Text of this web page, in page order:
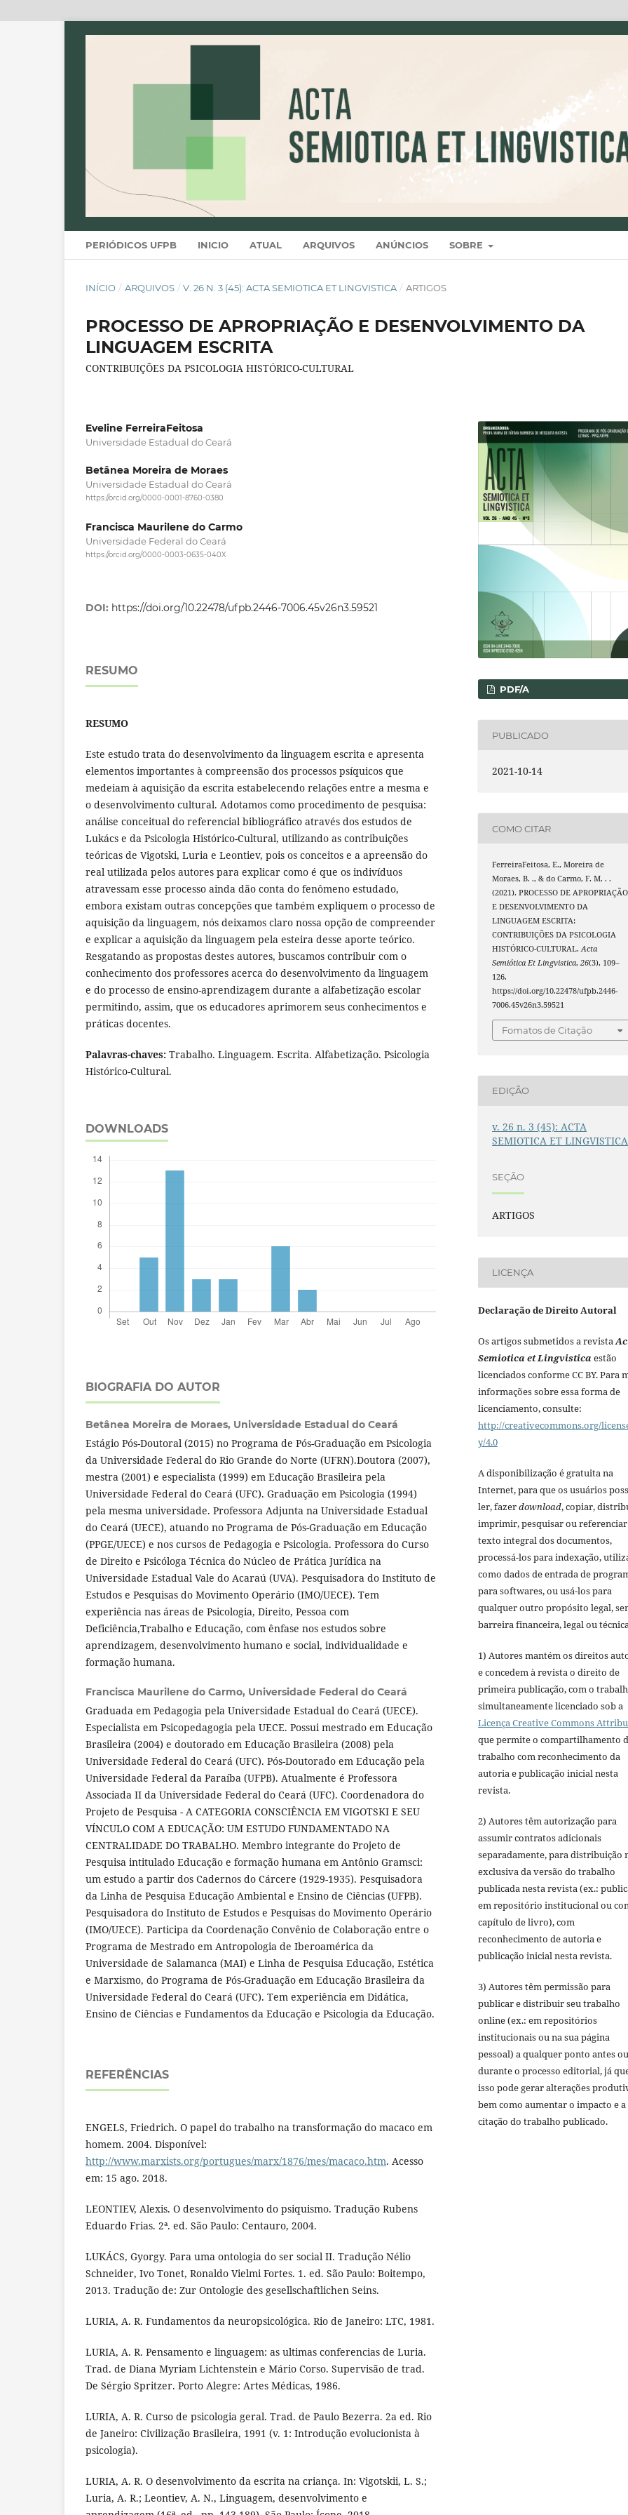
PERIÓDICOS UFPB INICIO ATUAL ARQUIVOS ANÚNCIOS SOBRE
INÍCIO / ARQUIVOS / V. 26 N. 3 (45): ACTA SEMIOTICA ET LINGVISTICA / ARTIGOS
PROCESSO DE APROPRIAÇÃO E DESENVOLVIMENTO DA
LINGUAGEM ESCRITA
CONTRIBUIÇÕES DA PSICOLOGIA HISTÓRICO-CULTURAL
Eveline FerreiraFeitosa
Universidade Estadual do Ceará
Betânea Moreira de Moraes
Universidade Estadual do Ceará
https://orcid.org/0000-0001-8760-0380
Francisca Maurilene do Carmo
Universidade Federal do Ceará
https://orcid.org/0000-0003-0635-040X
DOI: https://doi.org/10.22478/ufpb.2446-7006.45v26n3.59521
RESUMO
RESUMO
Este estudo trata do desenvolvimento da linguagem escrita e apresenta
elementos importantes à compreensão dos processos psíquicos que
medeiam à aquisição da escrita estabelecendo relações entre a mesma e
o desenvolvimento cultural. Adotamos como procedimento de pesquisa:
análise conceitual do referencial bibliográfico através dos estudos de
Lukács e da Psicologia Histórico-Cultural, utilizando as contribuições
teóricas de Vigotski, Luria e Leontiev, pois os conceitos e a apreensão do
real utilizada pelos autores para explicar como é que os indivíduos
atravessam esse processo ainda dão conta do fenômeno estudado,
embora existam outras concepções que também expliquem o processo de
aquisição da linguagem, nós deixamos claro nossa opção de compreender
e explicar a aquisição da linguagem pela esteira desse aporte teórico.
Resgatando as propostas destes autores, buscamos contribuir com o
conhecimento dos professores acerca do desenvolvimento da linguagem
e do processo de ensino-aprendizagem durante a alfabetização escolar
permitindo, assim, que os educadores aprimorem seus conhecimentos e
práticas docentes.
Palavras-chaves: Trabalho. Linguagem. Escrita. Alfabetização. Psicologia
Histórico-Cultural.
DOWNLOADS
BIOGRAFIA DO AUTOR
Betânea Moreira de Moraes, Universidade Estadual do Ceará
Estágio Pós-Doutoral (2015) no Programa de Pós-Graduação em Psicologia
da Universidade Federal do Rio Grande do Norte (UFRN).Doutora (2007),
mestra (2001) e especialista (1999) em Educação Brasileira pela
Universidade Federal do Ceará (UFC). Graduação em Psicologia (1994)
pela mesma universidade. Professora Adjunta na Universidade Estadual
do Ceará (UECE), atuando no Programa de Pós-Graduação em Educação
(PPGE/UECE) e nos cursos de Pedagogia e Psicologia. Professora do Curso
de Direito e Psicóloga Técnica do Núcleo de Prática Jurídica na
Universidade Estadual Vale do Acaraú (UVA). Pesquisadora do Instituto de
Estudos e Pesquisas do Movimento Operário (IMO/UECE). Tem
experiência nas áreas de Psicologia, Direito, Pessoa com
Deficiência,Trabalho e Educação, com ênfase nos estudos sobre
aprendizagem, desenvolvimento humano e social, individualidade e
formação humana.
Francisca Maurilene do Carmo, Universidade Federal do Ceará
Graduada em Pedagogia pela Universidade Estadual do Ceará (UECE).
Especialista em Psicopedagogia pela UECE. Possui mestrado em Educação
Brasileira (2004) e doutorado em Educação Brasileira (2008) pela
Universidade Federal do Ceará (UFC). Pós-Doutorado em Educação pela
Universidade Federal da Paraíba (UFPB). Atualmente é Professora
Associada II da Universidade Federal do Ceará (UFC). Coordenadora do
Projeto de Pesquisa - A CATEGORIA CONSCIÊNCIA EM VIGOTSKI E SEU
VÍNCULO COM A EDUCAÇÃO: UM ESTUDO FUNDAMENTADO NA
CENTRALIDADE DO TRABALHO. Membro integrante do Projeto de
Pesquisa intitulado Educação e formação humana em Antônio Gramsci:
um estudo a partir dos Cadernos do Cárcere (1929-1935). Pesquisadora
da Linha de Pesquisa Educação Ambiental e Ensino de Ciências (UFPB).
Pesquisadora do Instituto de Estudos e Pesquisas do Movimento Operário
(IMO/UECE). Participa da Coordenação Convênio de Colaboração entre o
Programa de Mestrado em Antropologia de Iberoamérica da
Universidade de Salamanca (MAI) e Linha de Pesquisa Educação, Estética
e Marxismo, do Programa de Pós-Graduação em Educação Brasileira da
Universidade Federal do Ceará (UFC). Tem experiência em Didática,
Ensino de Ciências e Fundamentos da Educação e Psicologia da Educação.
REFERÊNCIAS
ENGELS, Friedrich. O papel do trabalho na transformação do macaco em
homem. 2004. Disponível:
http://www.marxists.org/portugues/marx/1876/mes/macaco.htm. Acesso
em: 15 ago. 2018.
LEONTIEV, Alexis. O desenvolvimento do psiquismo. Tradução Rubens
Eduardo Frias. 2ª. ed. São Paulo: Centauro, 2004.
LUKÁCS, Gyorgy. Para uma ontologia do ser social II. Tradução Nélio
Schneider, Ivo Tonet, Ronaldo Vielmi Fortes. 1. ed. São Paulo: Boitempo,
2013. Tradução de: Zur Ontologie des gesellschaftlichen Seins.
LURIA, A. R. Fundamentos da neuropsicológica. Rio de Janeiro: LTC, 1981.
LURIA, A. R. Pensamento e linguagem: as ultimas conferencias de Luria.
Trad. de Diana Myriam Lichtenstein e Mário Corso. Supervisão de trad.
De Sérgio Spritzer. Porto Alegre: Artes Médicas, 1986.
LURIA, A. R. Curso de psicologia geral. Trad. de Paulo Bezerra. 2a ed. Rio
de Janeiro: Civilização Brasileira, 1991 (v. 1: Introdução evolucionista à
psicologia).
LURIA, A. R. O desenvolvimento da escrita na criança. In: Vigotskii, L. S.;
Luria, A. R.; Leontiev, A. N., Linguagem, desenvolvimento e
PDF/A
PUBLICADO
2021-10-14
COMO CITAR
FerreiraFeitosa, E., Moreira de
Moraes, B. ., & do Carmo, F. M. . .
(2021). PROCESSO DE APROPRIAÇÃO
E DESENVOLVIMENTO DA
LINGUAGEM ESCRITA:
CONTRIBUIÇÕES DA PSICOLOGIA
HISTÓRICO-CULTURAL.Acta
Semiótica Et Lingvistica,26(3), 109–
126.
https://doi.org/10.22478/ufpb.2446-
7006.45v26n3.59521
Fomatos de Citação
EDIÇÃO
v. 26 n. 3 (45): ACTA
SEMIOTICA ET LINGVISTICA
SEÇÃO
ARTIGOS
LICENÇA
Declaração de Direito Autoral
Os artigos submetidos a revista
Semiotica et Lingvistica estão
licenciados conforme CC BY. Para
informações sobre essa forma de
licenciamento, consulte:
http://creativecommons.org/
y/4.0
A disponibilização é gratuita na
Internet, para que os usuários
ler, fazerdownload, copiar,
imprimir, pesquisar ou
texto integral dos documentos,
processá-los para indexação,
como dados de entrada de
para softwares, ou usá-los para
qualquer outro propósito legal,
barreira financeira, legal ou
1) Autores mantém os direitos
e concedem à revista o direito de
primeira publicação, com o
simultaneamente licenciado sob a
Licença Creative Commons
que permite o compartilhamento
trabalho com reconhecimento da
autoria e publicação inicial nesta
revista.
2) Autores têm autorização para
assumir contratos adicionais
separadamente, para distribuição
exclusiva da versão do trabalho
publicada nesta revista (ex.:
em repositório institucional ou
capítulo de livro), com
reconhecimento de autoria e
publicação inicial nesta revista.
3) Autores têm permissão para
publicar e distribuir seu trabalho
online (ex.: em repositórios
institucionais ou na sua página
pessoal) a qualquer ponto antes ou
durante o processo editorial, já
isso pode gerar alterações
bem como aumentar o impacto e a
citação do trabalho publicado.